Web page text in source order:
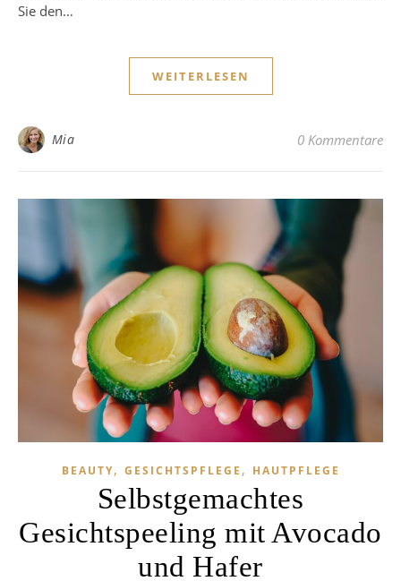
Sie den…
WEITERLESEN
Mia 0 Kommentare
BEAUTY, GESICHTSPFLEGE , HAUTPFLEGE
Selbstgemachtes
Gesichtspeeling mit Avocado
und Hafer